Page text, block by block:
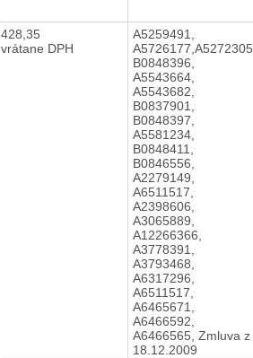
428,35
vrátane DPH
A5259491,
A5726177,A5272305,
B0848396,
A5543664,
A5543682,
B0837901,
B0848397,
A5581234,
B0848411,
B0846556,
A2279149,
A6511517,
A2398606,
A3065889,
A12266366,
A3778391,
A3793468,
A6317296,
A6511517,
A6465671,
A6466592,
A6466565, Zmluva z
18.12.2009